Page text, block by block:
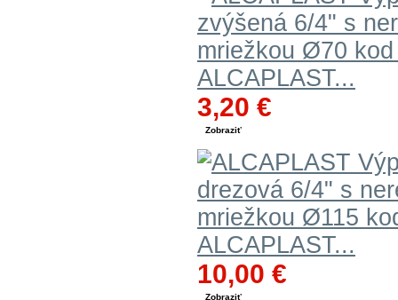
ALCAPLAST...
3,20 €
Zobraziť
ALCAPLAST...
10,00 €
Zobraziť